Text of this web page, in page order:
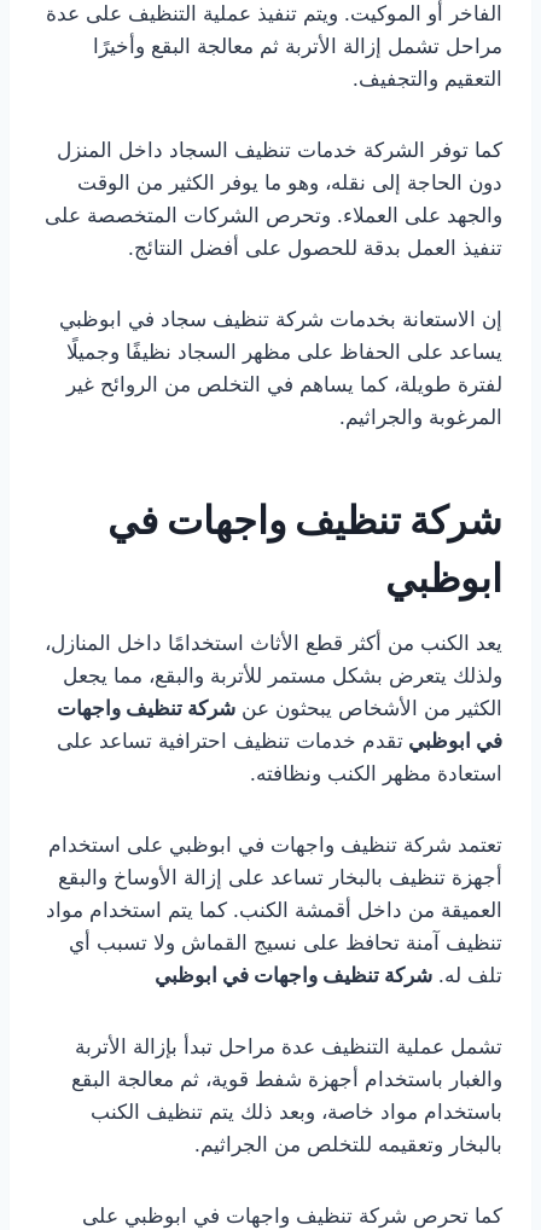
الفاخر أو الموكيت. ويتم تنفيذ عملية التنظيف على عدة
مراحل تشمل إزالة الأتربة ثم معالجة البقع وأخيرًا
التعقيم والتجفيف.
كما توفر الشركة خدمات تنظيف السجاد داخل المنزل
دون الحاجة إلى نقله، وهو ما يوفر الكثير من الوقت
والجهد على العملاء. وتحرص الشركات المتخصصة على
تنفيذ العمل بدقة للحصول على أفضل النتائج.
إن الاستعانة بخدمات شركة تنظيف سجاد في ابوظبي
يساعد على الحفاظ على مظهر السجاد نظيفًا وجميلًا
لفترة طويلة، كما يساهم في التخلص من الروائح غير
المرغوبة والجراثيم.
شركة تنظيف واجهات في
ابوظبي
يعد الكنب من أكثر قطع الأثاث استخدامًا داخل المنازل،
ولذلك يتعرض بشكل مستمر للأتربة والبقع، مما يجعل
الكثير من الأشخاص يبحثون عن شركة تنظيف واجهات
في ابوظبي تقدم خدمات تنظيف احترافية تساعد على
استعادة مظهر الكنب ونظافته.
تعتمد شركة تنظيف واجهات في ابوظبي على استخدام
أجهزة تنظيف بالبخار تساعد على إزالة الأوساخ والبقع
العميقة من داخل أقمشة الكنب. كما يتم استخدام مواد
تنظيف آمنة تحافظ على نسيج القماش ولا تسبب أي
تلف له. شركة تنظيف واجهات في ابوظبي
تشمل عملية التنظيف عدة مراحل تبدأ بإزالة الأتربة
والغبار باستخدام أجهزة شفط قوية، ثم معالجة البقع
باستخدام مواد خاصة، وبعد ذلك يتم تنظيف الكنب
بالبخار وتعقيمه للتخلص من الجراثيم.
كما تحرص شركة تنظيف واجهات في ابوظبي على